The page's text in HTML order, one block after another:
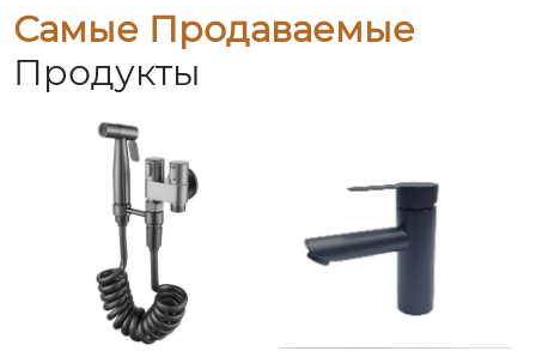
Самые Продаваемые
Продукты